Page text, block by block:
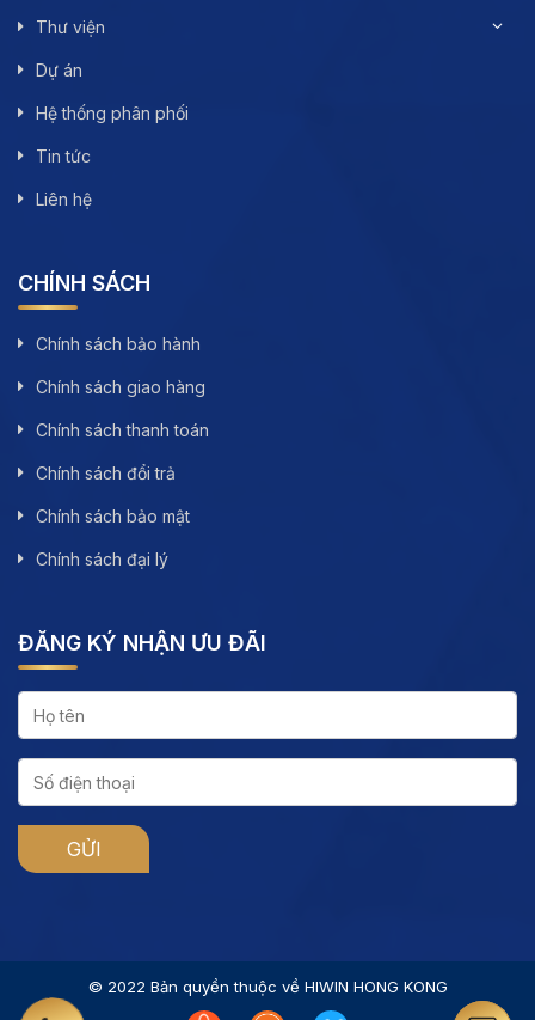
Thư viện
Dự án
Hệ thống phân phối
Tin tức
Liên hệ
CHÍNH SÁCH
Chính sách bảo hành
Chính sách giao hàng
Chính sách thanh toán
Chính sách đổi trả
Chính sách bảo mật
Chính sách đại lý
ĐĂNG KÝ NHẬN ƯU ĐÃI
© 2022 Bản quyền thuộc về HIWIN HONG KONG